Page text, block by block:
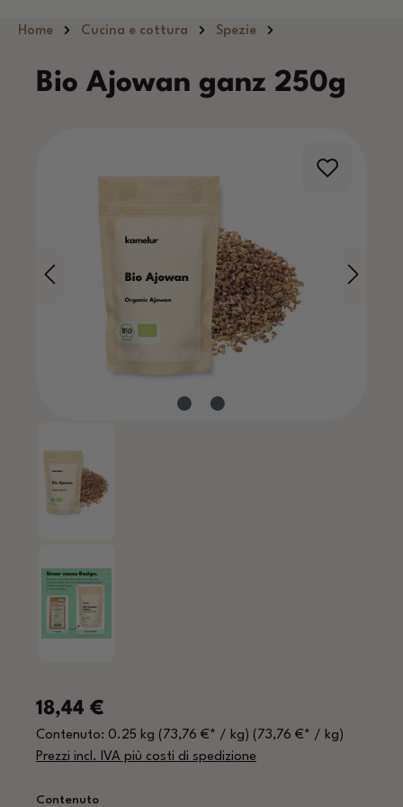
al contenuto principale
Home Cucina e cottura Spezie
Bio Ajowan ganz 250g
Prezzo normale:
18,44 €
Contenuto: 0.25 kg (73,76 €* / kg) (73,76 €* / kg)
Prezzi incl. IVA più costi di spedizione
Seleziona
Contenuto